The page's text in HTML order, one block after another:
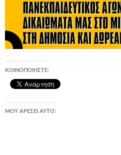
ΚΟΙΝΟΠΟΙΉΣΤΕ:
ΜΟΥ ΑΡΈΣΕΙ ΑΥΤΌ: